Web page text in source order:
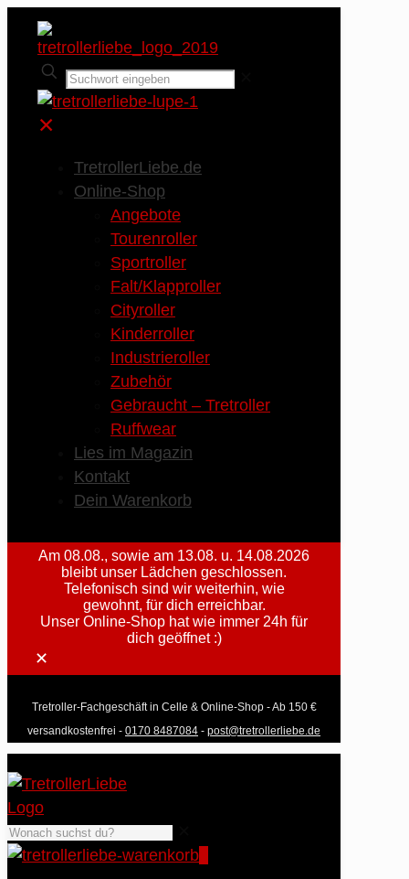
✕
TretrollerLiebe.de
Online-Shop
Angebote
Tourenroller
Sportroller
Falt/Klapproller
Cityroller
Kinderroller
Industrieroller
Zubehör
Gebraucht – Tretroller
Ruffwear
Lies im Magazin
Kontakt
Dein Warenkorb
Am 08.08., sowie am 13.08. u. 14.08.2026
bleibt unser Lädchen geschlossen.
Telefonisch sind wir weiterhin, wie
gewohnt, für dich erreichbar.
Unser Online-Shop hat wie immer 24h für
dich geöffnet :)
✕
Tretroller-Fachgeschäft in Celle & Online-Shop - Ab 150 €
versandkostenfrei - 0170 8487084 - post@tretrollerliebe.de